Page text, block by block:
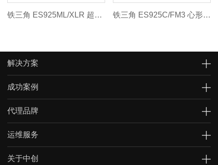
铁三角 ES925ML/XLR 超指向性电容式鹅颈话筒带XLR供电模组 铁三角 ES925C/FM3 心形电容式鹅颈话筒带3针嵌入式供电模组
解决方案
成功案例
代理品牌
运维服务
关于中创